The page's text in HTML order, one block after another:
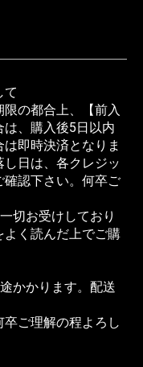
て
の都合上、【前入
、購入後5日以内
即時決済となりま
日は、各クレジッ
確認下さい。何卒ご
切お受けしており
よく読んだ上でご購
かかります。配送
ご理解の程よろし